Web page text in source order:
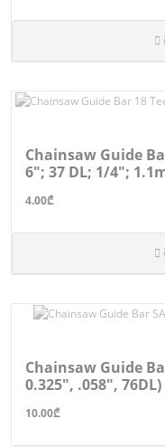
Chainsaw Guide
6"; 37 DL; 1/4″;
4.00₾
Chainsaw Guide
0.325", .058", 76DL)
10.00₾